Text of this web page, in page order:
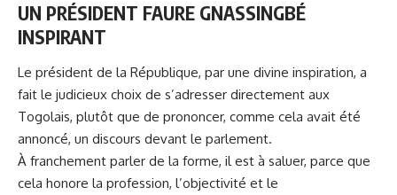
UN PRÉSIDENT FAURE GNASSINGBÉ
INSPIRANT
Le président de la République, par une divine inspiration, a
fait le judicieux choix de s’adresser directement aux
Togolais, plutôt que de prononcer, comme cela avait été
annoncé, un discours devant le parlement.
À franchement parler de la forme, il est à saluer, parce que
cela honore la profession, l’objectivité et le